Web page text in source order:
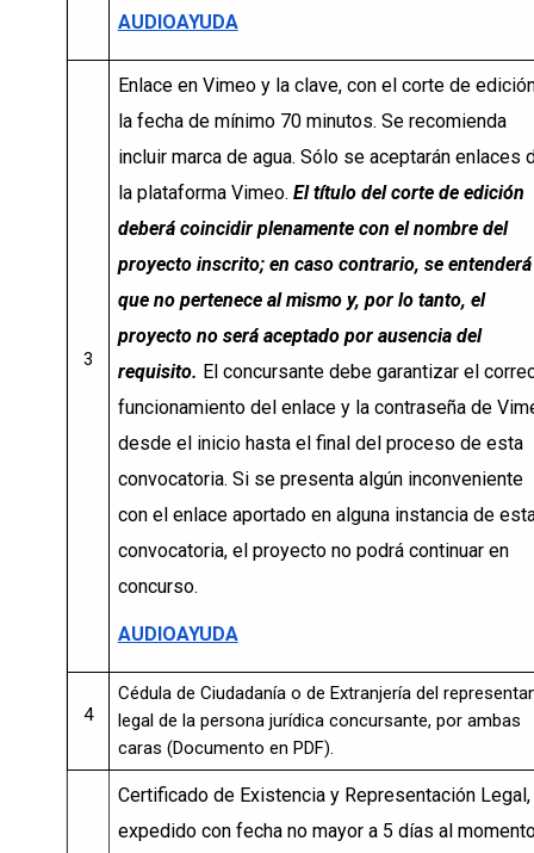
AUDIOAYUDA
3
Enlace en Vimeo y la clave, con el corte de
la fecha de mínimo 70 minutos. Se recomienda
incluir marca de agua. Sólo se aceptarán enlaces
la plataforma Vimeo. El título del corte de edición
deberá coincidir plenamente con el nombre del
proyecto inscrito; en caso contrario, se entenderá
que no pertenece al mismo y, por lo tanto, el
proyecto no será aceptado por ausencia del
requisito. El concursante debe garantizar el
funcionamiento del enlace y la contraseña de
desde el inicio hasta el final del proceso de esta
convocatoria. Si se presenta algún inconveniente
con el enlace aportado en alguna instancia de
convocatoria, el proyecto no podrá continuar en
concurso.
AUDIOAYUDA
4
Cédula de Ciudadanía o de Extranjería del
legal de la persona jurídica concursante, por ambas
caras (Documento en PDF).
Certificado de Existencia y Representación Legal,
expedido con fecha no mayor a 5 días al